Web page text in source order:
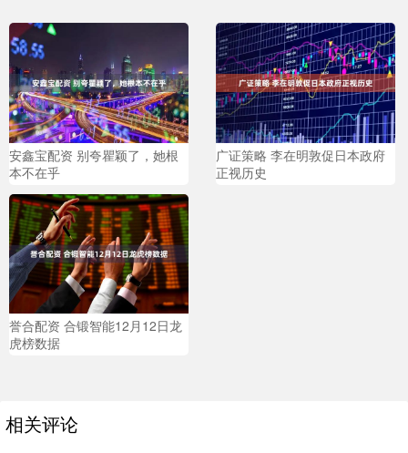
安鑫宝配资 别夸瞿颖了，她根
本不在乎
广证策略 李在明敦促日本政府
正视历史
誉合配资 合锻智能12月12日龙
虎榜数据
相关评论